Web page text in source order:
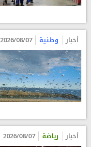
أخبار وطنية 2026/08/07 07:24
أخبار رياضة 2026/08/07 07:11